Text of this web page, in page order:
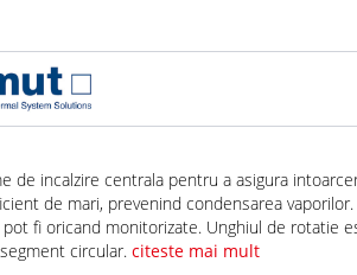
de incalzire centrala pentru a asigura
de mari, prevenind condensarea vaporilor.
fi oricand monitorizate. Unghiul de rotatie
circular. citeste mai mult